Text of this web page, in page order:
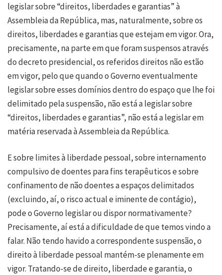
legislar sobre “direitos, liberdades e garantias” à
Assembleia da República, mas, naturalmente, sobre os
direitos, liberdades e garantias que estejam em vigor. Ora,
precisamente, na parte em que foram suspensos através
do decreto presidencial, os referidos direitos não estão
em vigor, pelo que quando o Governo eventualmente
legislar sobre esses domínios dentro do espaço que lhe foi
delimitado pela suspensão, não está a legislar sobre
“direitos, liberdades e garantias”, não está a legislar em
matéria reservada à Assembleia da República.
E sobre limites à liberdade pessoal, sobre internamento
compulsivo de doentes para fins terapêuticos e sobre
confinamento de não doentes a espaços delimitados
(excluindo, aí, o risco actual e iminente de contágio),
pode o Governo legislar ou dispor normativamente?
Precisamente, aí está a dificuldade de que temos vindo a
falar. Não tendo havido a correspondente suspensão, o
direito à liberdade pessoal mantém-se plenamente em
vigor. Tratando-se de direito, liberdade e garantia, o